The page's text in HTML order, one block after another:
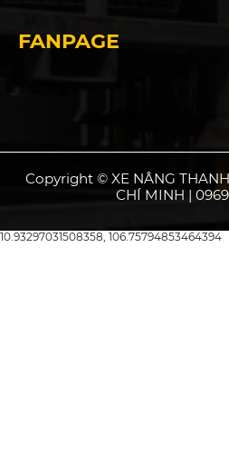
FANPAGE
Copyright © XE NÂNG
CHÍ MINH |
10.93297031508358, 106.75794853464394